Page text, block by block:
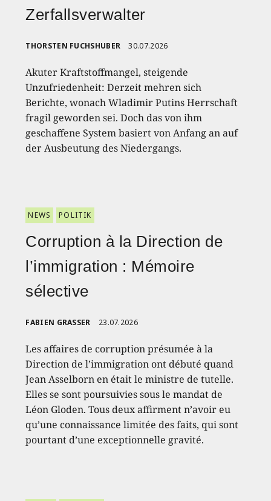
Zerfallsverwalter
THORSTEN FUCHSHUBER 30.07.2026
Akuter Kraftstoffmangel, steigende
Unzufriedenheit: Derzeit mehren sich
Berichte, wonach Wladimir Putins Herrschaft
fragil geworden sei. Doch das von ihm
geschaffene System basiert von Anfang an auf
der Ausbeutung des Niedergangs.
NEWS POLITIK
Corruption à la Direction de
l’immigration : Mémoire
sélective
FABIEN GRASSER 23.07.2026
Les affaires de corruption présumée à la
Direction de l’immigration ont débuté quand
Jean Asselborn en était le ministre de tutelle.
Elles se sont poursuivies sous le mandat de
Léon Gloden. Tous deux affirment n’avoir eu
qu’une connaissance limitée des faits, qui sont
pourtant d’une exceptionnelle gravité.